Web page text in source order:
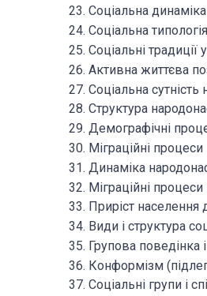
23. Соціальна динаміка
24. Соціальна
25. Соціальні традиції
26. Активна життєва
27. Соціальна
28. Структура
29. Демографічні
30. Міграційні процеси
31. Динаміка
32. Міграційні процеси
33. Приріст
34. Види і структура
35. Групова поведінка
36. Конформізм
37. Соціальні групи і